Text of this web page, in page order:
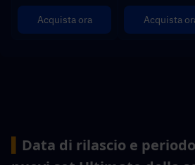
Acquista ora Acquista
Data di rilascio e